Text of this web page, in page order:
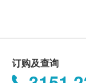
报告：
进行健康检
订购及查询